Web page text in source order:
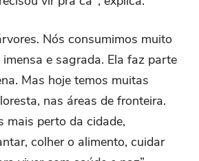
Nós consumimos muito
e sagrada. Ela faz parte
Mas hoje temos muitas
nas áreas de fronteira.
mais perto da cidade,
colher o alimento, cuidar